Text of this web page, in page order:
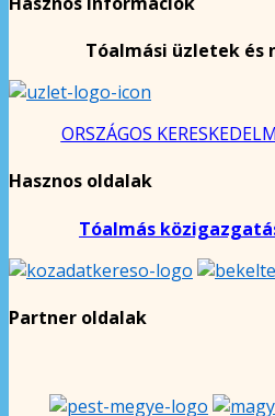
Tóalmási üzletek
ORSZÁGOS
Hasznos oldalak
Tóalmás
Partner oldalak